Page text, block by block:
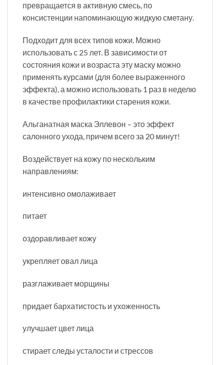
превращается в активную смесь, по
консистенции напоминающую жидкую сметану.
Подходит для всех типов кожи. Можно
использовать с 25 лет. В зависимости от
состояния кожи и возраста эту маску можно
применять курсами (для более выраженного
эффекта), а можно использовать 1 раз в неделю
в качестве профилактики старения кожи.
Альганатная маска Эллевон – это эффект
салонного ухода, причем всего за 20 минут!
Воздействует на кожу по нескольким
направлениям:
интенсивно омолаживает
питает
оздоравливает кожу
укрепляет овал лица
разглаживает морщины
придает бархатистость и ухоженность
улучшает цвет лица
стирает следы усталости и стрессов